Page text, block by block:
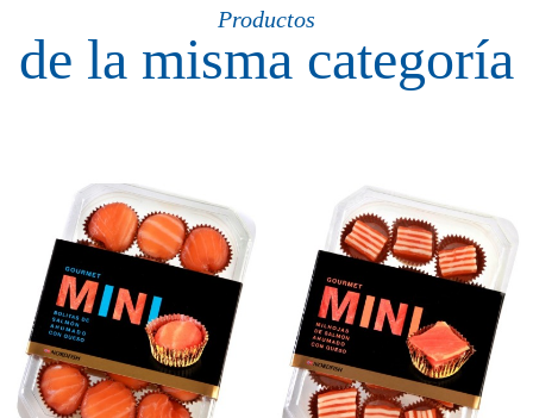
Productos
de la misma categoría